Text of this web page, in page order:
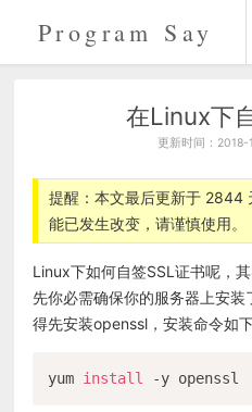
Program Say
在Linux下
更新时间：
提醒：本文最后更新于 2844
能已发生改变，请谨慎使用。
Linux下如何自签SSL证书呢，
先你必需确保你的服务器上安
得先安装openssl，安装命令如下
yum install